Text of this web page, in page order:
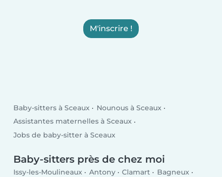
M'inscrire !
Baby-sitters à Sceaux
Nounous à Sceaux
Assistantes maternelles à Sceaux
Jobs de baby-sitter à Sceaux
Baby-sitters près de chez moi
Issy-les-Moulineaux Antony Clamart
Bagneux